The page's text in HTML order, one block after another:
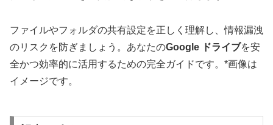
ファイルやフォルダの共有設定を正しく理解し、情報漏洩
のリスクを防ぎましょう。あなたのGoogle ドライブを安
全かつ効率的に活用するための完全ガイドです。*画像は
イメージです。